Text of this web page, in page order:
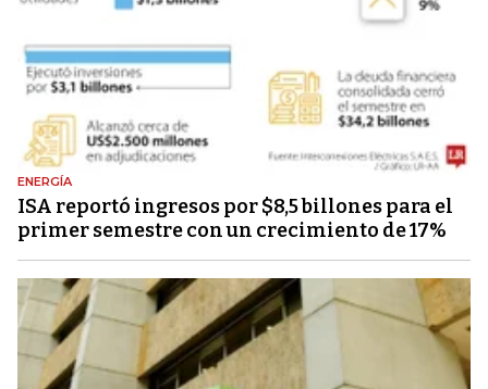
ENERGÍA
ISA reportó ingresos por $8,5 billones para el
primer semestre con un crecimiento de 17%